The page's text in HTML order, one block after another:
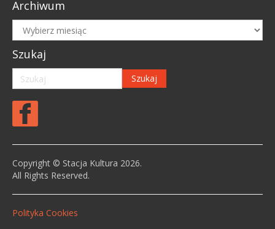
Archiwum
Archiwum
Szukaj
Copyright © Stacja Kultura 2026.
All Rights Reserved.
Polityka Cookies